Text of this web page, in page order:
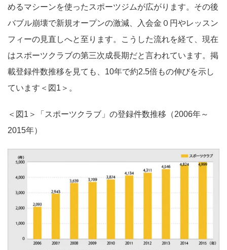
めるマシーンを使ったスポーツジムが広がります。その後
バブル崩壊で新規オープンの激減、入会金０円やレッスン
フィーの見直しへと至ります。こうした流れを経て、現在
はスポーツクラブの第三次成長期だと言われています。掲
載登録件数推移を見ても、10年で約2.5倍もの伸びを示し
ています＜図1＞。
＜図1＞「スポーツクラブ」の登録件数推移（2006年～
2015年）